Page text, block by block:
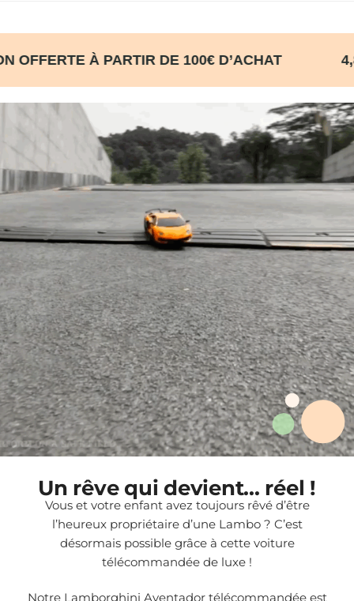
OFFERTE À PARTIR DE 100€
Un rêve qui devient... réel !
Vous et votre enfant avez toujours rêvé d’être
l’heureux propriétaire d’une Lambo ? C’est
désormais possible grâce à cette voiture
télécommandée de luxe !
Notre Lamborghini Aventador télécommandée est